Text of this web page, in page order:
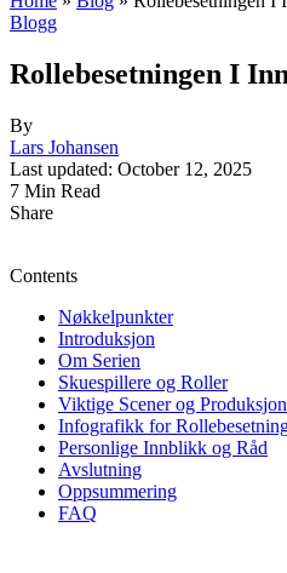
Blogg
Rollebesetningen I
By
Lars Johansen
Last updated: October 12, 2025
7 Min Read
Share
Contents
Nøkkelpunkter
Introduksjon
Om Serien
Skuespillere og Roller
Viktige Scener og
Infografikk for
Personlige Innblikk og Råd
Avslutning
Oppsummering
FAQ